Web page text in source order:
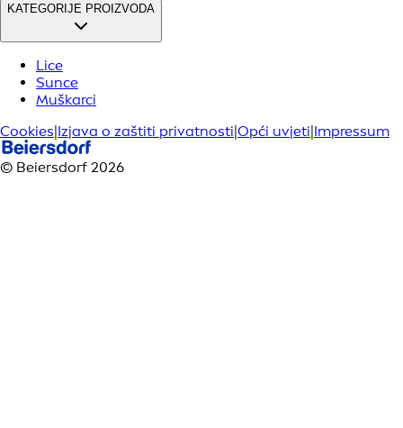
KATEGORIJE PROIZVODA
Lice
Sunce
Muškarci
Cookies|Izjava o zaštiti privatnosti|Opći uvjeti|Impressum
© Beiersdorf 2026